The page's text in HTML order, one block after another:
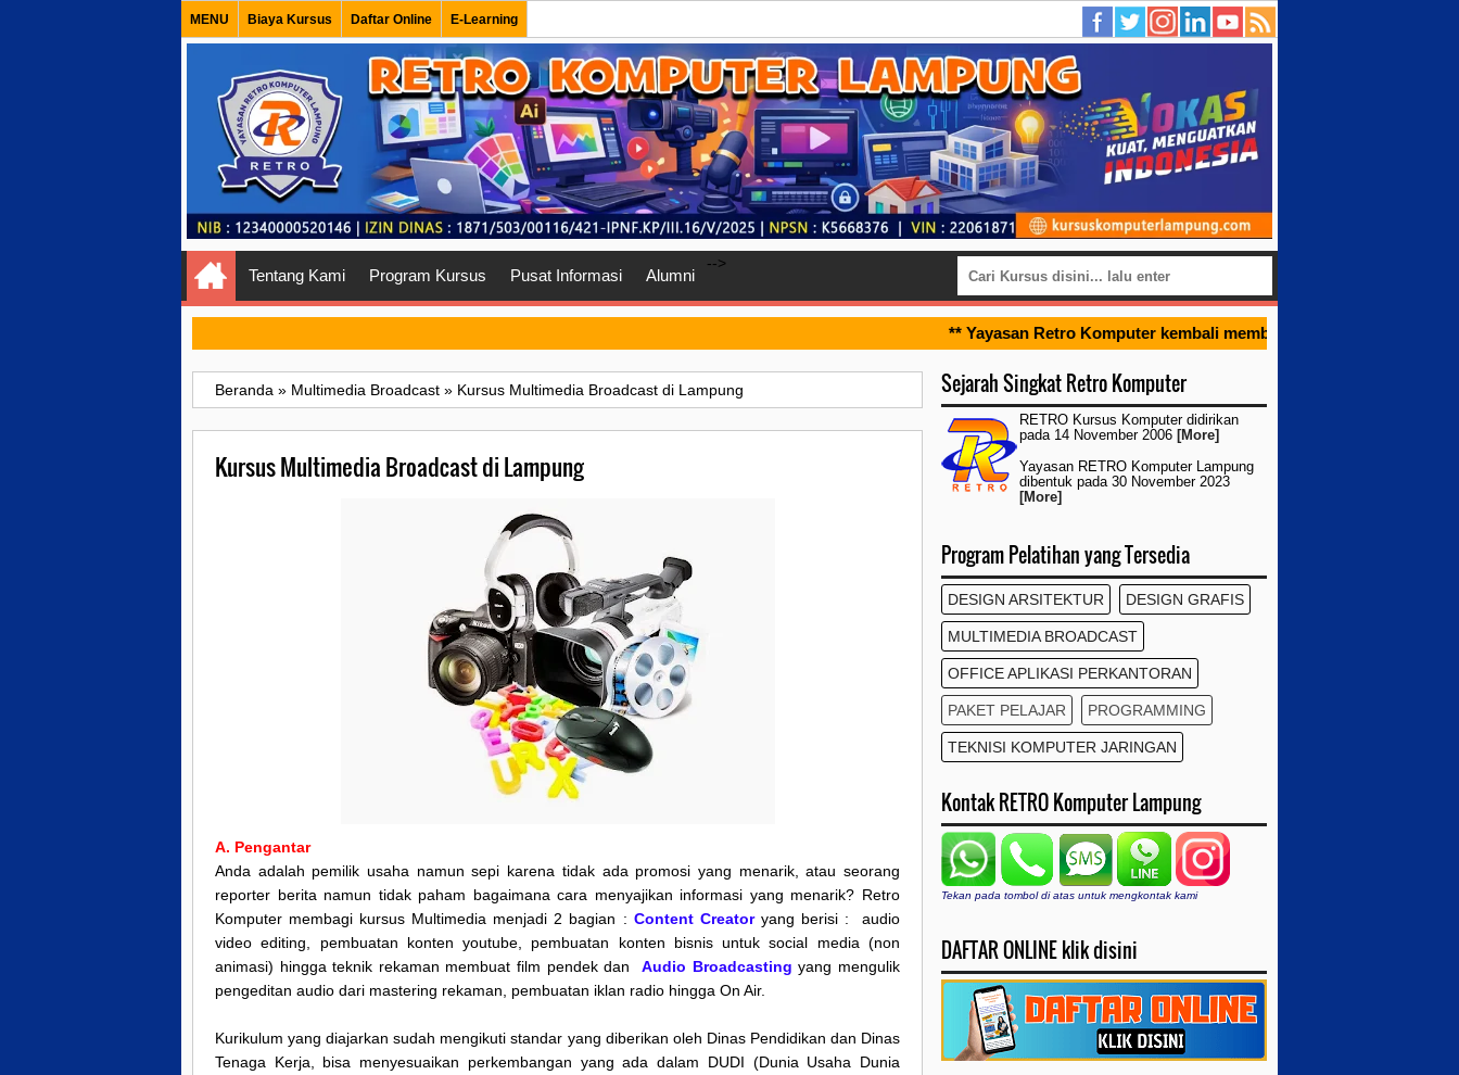
MENU Biaya Kursus Daftar Online E-Learning
Tentang Kami Program Kursus Pusat Informasi Alumni
-->
** Yayasan Retro Komputer kembali membuka paket pelatihan
Beranda » Multimedia Broadcast » Kursus Multimedia Broadcast di Lampung
Kursus Multimedia Broadcast di Lampung
A. Pengantar
Anda adalah pemilik usaha namun sepi karena tidak ada promosi yang menarik, atau seorang
reporter berita namun tidak paham bagaimana cara menyajikan informasi yang menarik? Retro
Komputer membagi kursus Multimedia menjadi 2 bagian : Content Creator yang berisi : audio
video editing, pembuatan konten youtube, pembuatan konten bisnis untuk social media (non
animasi) hingga teknik rekaman membuat film pendek danAudio Broadcasting yang mengulik
pengeditan audio dari mastering rekaman, pembuatan iklan radio hingga On Air.
Kurikulum yang diajarkan sudah mengikuti standar yang diberikan oleh Dinas Pendidikan dan Dinas
Tenaga Kerja, bisa menyesuaikan perkembangan yang ada dalam DUDI (Dunia Usaha Dunia
Sejarah Singkat Retro Komputer
RETRO Kursus Komputer didirikan
pada 14 November 2006 [More]
Yayasan RETRO Komputer Lampung
dibentuk pada 30 November 2023
[More]
Program Pelatihan yang Tersedia
DESIGN ARSITEKTUR DESIGN GRAFIS
MULTIMEDIA BROADCAST
OFFICE APLIKASI PERKANTORAN
PAKET PELAJAR PROGRAMMING
TEKNISI KOMPUTER JARINGAN
Kontak RETRO Komputer Lampung
Tekan pada tombol di atas untuk mengkontak kami
DAFTAR ONLINE klik disini